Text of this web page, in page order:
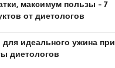
максимум пользы – 7
от диетологов
для идеального ужина при
диетологов